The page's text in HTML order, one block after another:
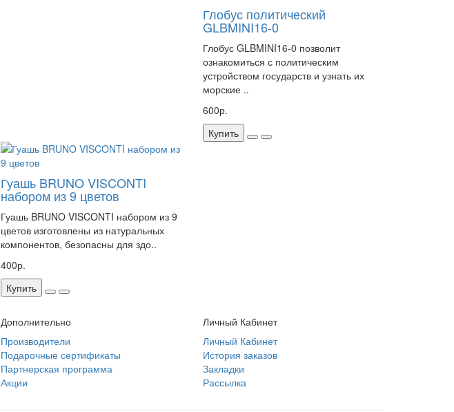
Глобус политический
GLBMINI16-0
Глобус GLBMINI16-0 позволит
ознакомиться с политическим
устройством государств и узнать их
морские ..
600р.
Купить
Гуашь BRUNO VISCONTI
набором из 9 цветов
Гуашь BRUNO VISCONTI набором из 9
цветов изготовлены из натуральных
компонентов, безопасны для здо..
400р.
Купить
Дополнительно
Производители
Подарочные сертификаты
Партнерская программа
Акции
Личный Кабинет
Личный Кабинет
История заказов
Закладки
Рассылка